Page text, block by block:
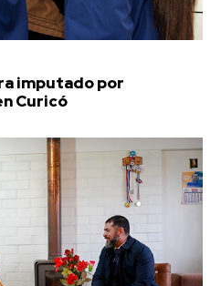
imputado por
Curicó